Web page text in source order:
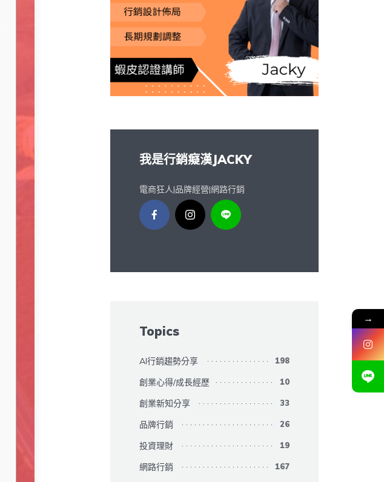
我是行銷癡漢JACKY
電商狂人|品牌經營|網路行銷
Topics
AI行銷趨勢分享 198
創業心得/成長經歷 10
創業新知分享 33
品牌行銷 26
投資理財 19
網路行銷 167
→